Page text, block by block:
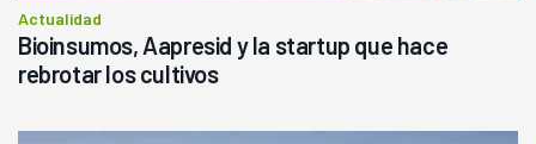
Actualidad
Bioinsumos, Aapresid y la startup que hace
rebrotar los cultivos